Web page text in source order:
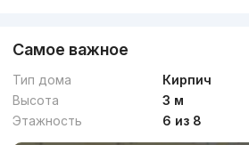
Самое важное
Тип дома
Кирпич
Высота
3 м
Этажность
6 из 8